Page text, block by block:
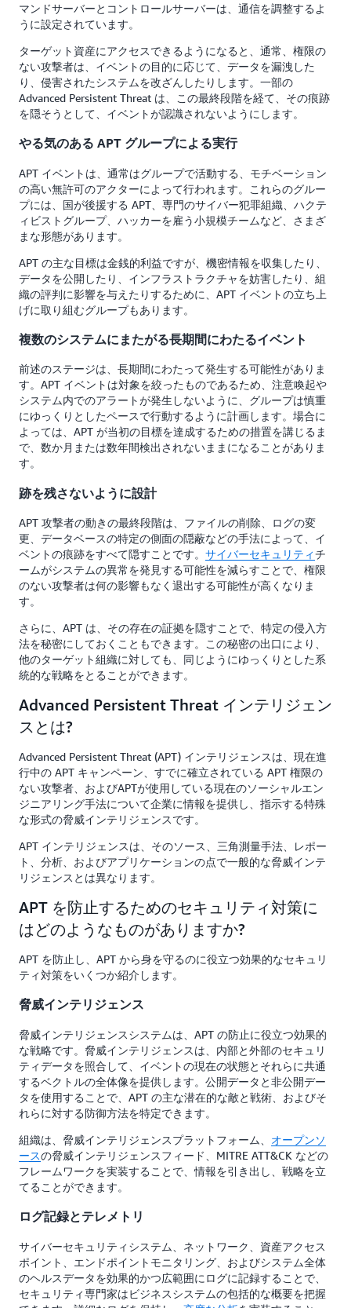
マンドサーバーとコントロールサーバーは、通信を調整するよ
うに設定されています。
ターゲット資産にアクセスできるようになると、通常、権限の
ない攻撃者は、イベントの目的に応じて、データを漏洩した
り、侵害されたシステムを改ざんしたりします。一部の
Advanced Persistent Threat は、この最終段階を経て、その痕跡
を隠そうとして、イベントが認識されないようにします。
やる気のある APT グループによる実行
APT イベントは、通常はグループで活動する、モチベーション
の高い無許可のアクターによって行われます。これらのグルー
プには、国が後援する APT、専門のサイバー犯罪組織、ハクテ
ィビストグループ、ハッカーを雇う小規模チームなど、さまざ
まな形態があります。
APT の主な目標は金銭的利益ですが、機密情報を収集したり、
データを公開したり、インフラストラクチャを妨害したり、組
織の評判に影響を与えたりするために、APT イベントの立ち上
げに取り組むグループもあります。
複数のシステムにまたがる長期間にわたるイベント
前述のステージは、長期間にわたって発生する可能性がありま
す。APT イベントは対象を絞ったものであるため、注意喚起や
システム内でのアラートが発生しないように、グループは慎重
にゆっくりとしたペースで行動するように計画します。場合に
よっては、APT が当初の目標を達成するための措置を講じるま
で、数か月または数年間検出されないままになることがありま
す。
跡を残さないように設計
APT 攻撃者の動きの最終段階は、ファイルの削除、ログの変
更、データベースの特定の側面の隠蔽などの手法によって、イ
ベントの痕跡をすべて隠すことです。 サイバーセキュリティチ
ームがシステムの異常を発見する可能性を減らすことで、権限
のない攻撃者は何の影響もなく退出する可能性が高くなりま
す。
さらに、APT は、その存在の証拠を隠すことで、特定の侵入方
法を秘密にしておくこともできます。この秘密の出口により、
他のターゲット組織に対しても、同じようにゆっくりとした系
統的な戦略をとることができます。
Advanced Persistent Threat インテリジェン
スとは?
Advanced Persistent Threat (APT) インテリジェンスは、現在進
行中の APT キャンペーン、すでに確立されている APT 権限の
ない攻撃者、およびAPTが使用している現在のソーシャルエン
ジニアリング手法について企業に情報を提供し、指示する特殊
な形式の脅威インテリジェンスです。
APT インテリジェンスは、そのソース、三角測量手法、レポー
ト、分析、およびアプリケーションの点で一般的な脅威インテ
リジェンスとは異なります。
APT を防止するためのセキュリティ対策に
はどのようなものがありますか?
APT を防止し、APT から身を守るのに役立つ効果的なセキュリ
ティ対策をいくつか紹介します。
脅威インテリジェンス
脅威インテリジェンスシステムは、APT の防止に役立つ効果的
な戦略です。脅威インテリジェンスは、内部と外部のセキュリ
ティデータを照合して、イベントの現在の状態とそれらに共通
するベクトルの全体像を提供します。公開データと非公開デー
タを使用することで、APT の主な潜在的な敵と戦術、およびそ
れらに対する防御方法を特定できます。
組織は、脅威インテリジェンスプラットフォーム、 オープンソ
ースの脅威インテリジェンスフィード、MITRE ATT&CK などの
フレームワークを実装することで、情報を引き出し、戦略を立
てることができます。
ログ記録とテレメトリ
サイバーセキュリティシステム、ネットワーク、資産アクセス
ポイント、エンドポイントモニタリング、およびシステム全体
のヘルスデータを効果的かつ広範囲にログに記録することで、
セキュリティ専門家はビジネスシステムの包括的な概要を把握